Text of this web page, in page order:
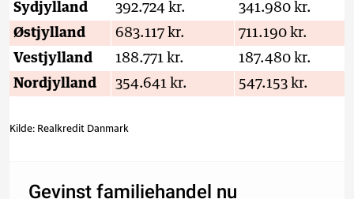
Sydjylland
392.724 kr.
341.980 kr.
Østjylland
683.117 kr.
711.190 kr.
Vestjylland
188.771 kr.
187.480 kr.
Nordjylland
354.641 kr. 547.153 kr.
Kilde: Realkredit Danmark
Gevinst familiehandel nu